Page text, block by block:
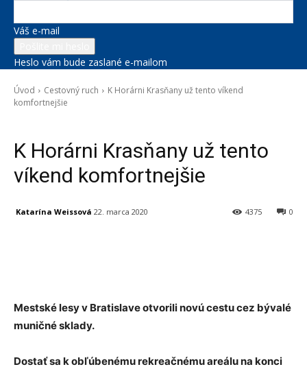
Váš e-mail
Heslo vám bude zaslané e-mailom
Úvod Cestovný ruch
K Horárni Krasňany už tento víkend
komfortnejšie
K Horárni Krasňany už tento
víkend komfortnejšie
Katarína Weissová 22. marca 2020 0
4375
Mestské lesy v Bratislave otvorili novú cestu cez bývalé
muničné sklady.
Dostať sa k obľúbenému rekreačnému areálu na konci